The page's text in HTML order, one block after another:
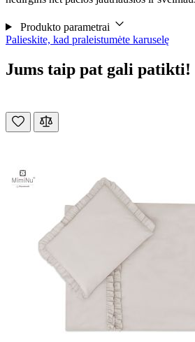
Produkto parametrai
Palieskite, kad praleistumėte karuselę
Jums taip pat gali patikti!